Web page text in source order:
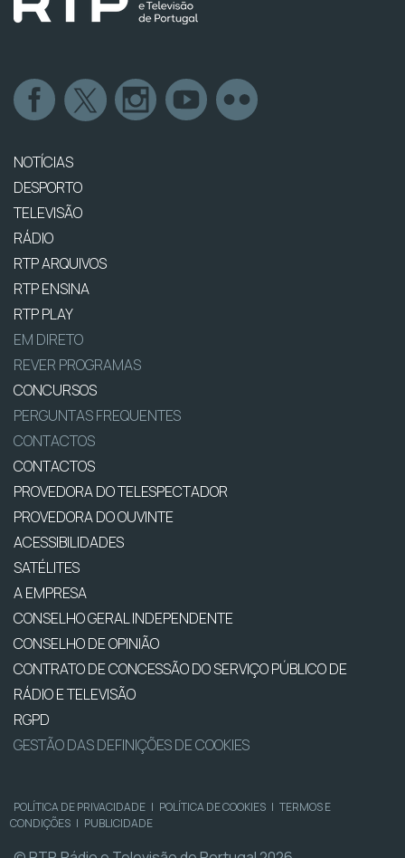
NOTÍCIAS
DESPORTO
TELEVISÃO
RÁDIO
RTP ARQUIVOS
RTP ENSINA
RTP PLAY
EM DIRETO
REVER PROGRAMAS
CONCURSOS
PERGUNTAS FREQUENTES
CONTACTOS
CONTACTOS
PROVEDORA DO TELESPECTADOR
PROVEDORA DO OUVINTE
ACESSIBILIDADES
SATÉLITES
A EMPRESA
CONSELHO GERAL INDEPENDENTE
CONSELHO DE OPINIÃO
CONTRATO DE CONCESSÃO DO SERVIÇO PÚBLICO DE
RÁDIO E TELEVISÃO
RGPD
GESTÃO DAS DEFINIÇÕES DE COOKIES
POLÍTICA DE PRIVACIDADE | POLÍTICA DE COOKIES | TERMOS E
CONDIÇÕES | PUBLICIDADE